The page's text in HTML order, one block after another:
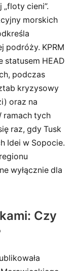
cieni”.
morskich
podróży. KPRM
statusem HEAD
podczas
kryzysowy
oraz na
ramach tych
raz, gdy Tusk
Idei w Sopocie.
wyłącznie dla
Czy